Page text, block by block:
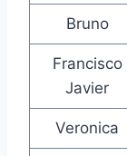
Bruno
Francisco
Javier
Veronica